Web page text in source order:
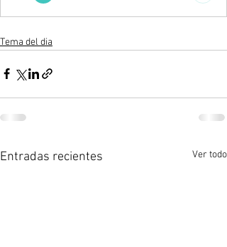
Tema del dia
Entradas recientes Ver todo